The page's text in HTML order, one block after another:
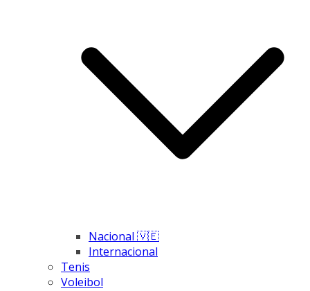
Nacional 🇻🇪
Internacional
Tenis
Voleibol